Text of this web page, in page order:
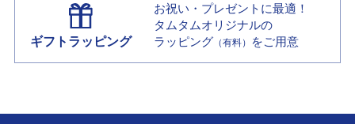
ギフトラッピング
お祝い・プレゼントに最適！
タムタムオリジナルの
ラッピング （有料） をご用意